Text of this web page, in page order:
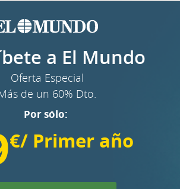
a El Mundo
Oferta Especial
de un 60% Dto.
Por sólo:
€/ Primer año